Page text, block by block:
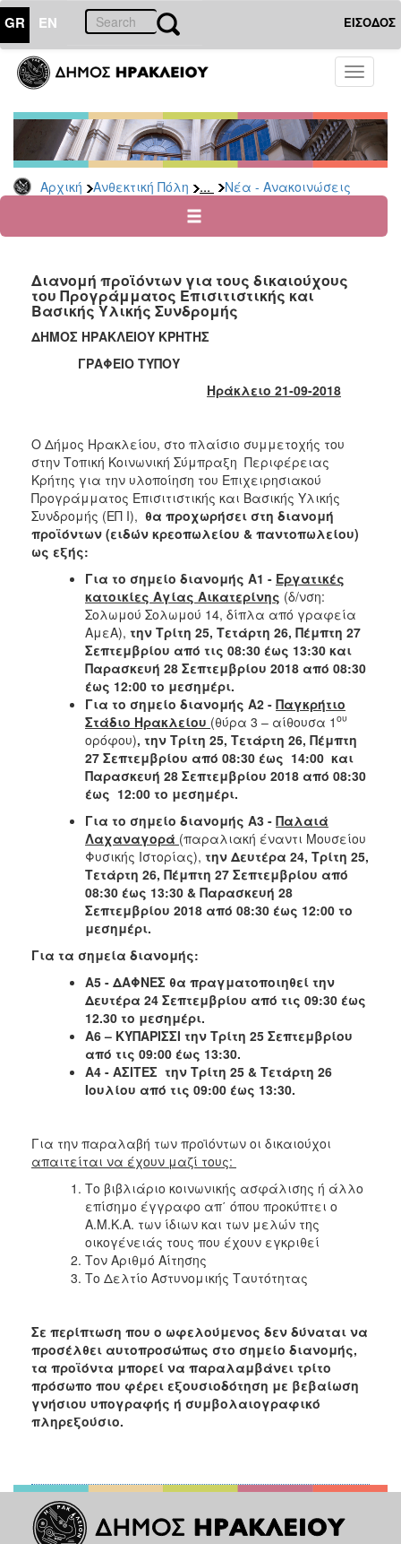
GR EN ΕΙΣΟΔΟΣ
Toggle
Αρχική Ανθεκτική Πόλη ... Νέα - Ανακοινώσεις
ΑΝΘΕΚΤΙΚΗ
ΠΟΛΗ
Κοινωνική
Πολιτική
Νέα
Ανακοινώσεις
για
Οικονομική
Αδυναμία
&
Καταστροφές
(Κ.Α.Π.Η.)
Κέντρα
Δημιουργικής
Απασχόλησης
Παιδιών
(Κ.Δ.Α.Π.)
Κέντρα
Ημερήσιας
Φροντίδας
Ηλικιωμένων
(Κ.Η.Φ.Η.)
Κ.Δ.Α.Π.Α.μεΑ.
Αδειοδότηση
Έλεγχος
Βρεφονηπιακών
Σταθμών
Δημοτικό
Ιατρείο
Ξενώνας
Φιλοξενίας
Γυναικών
Κέντρο
Κοινότητας
Κοινωνικό
Κοινωνικό
Παντοπωλείο
Ισότητα
Φύλων
Απινιδωτές
ΠΟΛΙΤΙΣΜΟΣ
Διανομή προϊόντων για τους δικαιούχους
του Προγράμματος Επισιτιστικής και
Βασικής Υλικής Συνδρομής
ΔΗΜΟΣ ΗΡΑΚΛΕΙΟΥ ΚΡΗΤΗΣ
ΓΡΑΦΕΙΟ ΤΥΠΟΥ
Ηράκλειο 21-09-2018
Ο Δήμος Ηρακλείου, στο πλαίσιο συμμετοχής του
στην Τοπική Κοινωνική Σύμπραξη Περιφέρειας
Κρήτης για την υλοποίηση του Επιχειρησιακού
Προγράμματος Επισιτιστικής και Βασικής Υλικής
Συνδρομής (ΕΠ Ι), θα προχωρήσει στη διανομή
προϊόντων (ειδών κρεοπωλείου & παντοπωλείου)
ως εξής:
Για το σημείο διανομής Α1 - Εργατικές
κατοικίες Αγίας Αικατερίνης (δ/νση:
Σολωμού Σολωμού 14, δίπλα από γραφεία
ΑμεΑ), την Τρίτη 25, Τετάρτη 26, Πέμπτη 27
Σεπτεμβρίου από τις 08:30 έως 13:30 και
Παρασκευή 28 Σεπτεμβρίου 2018 από 08:30
έως 12:00 το μεσημέρι.
Για το σημείο διανομής Α2 - Παγκρήτιο
Στάδιο Ηρακλείου (θύρα 3 – αίθουσα 1 ου
ορόφου), την Τρίτη 25, Τετάρτη 26, Πέμπτη
27 Σεπτεμβρίου από 08:30 έως 14:00 και
Παρασκευή 28 Σεπτεμβρίου 2018 από 08:30
έως 12:00 το μεσημέρι.
Για το σημείο διανομής Α3 - Παλαιά
Λαχαναγορά (παραλιακή έναντι Μουσείου
Φυσικής Ιστορίας), την Δευτέρα 24, Τρίτη 25,
Τετάρτη 26, Πέμπτη 27 Σεπτεμβρίου από
08:30 έως 13:30 & Παρασκευή 28
Σεπτεμβρίου 2018 από 08:30 έως 12:00 το
μεσημέρι.
Για τα σημεία διανομής:
Α5 - ΔΑΦΝΕΣ θα πραγματοποιηθεί την
Δευτέρα 24 Σεπτεμβρίου από τις 09:30 έως
12.30 το μεσημέρι.
A6 – ΚΥΠΑΡΙΣΣΙ την Τρίτη 25 Σεπτεμβρίου
από τις 09:00 έως 13:30.
Α4 - ΑΣΙΤΕΣ την Τρίτη 25 & Τετάρτη 26
Ιουλίου από τις 09:00 έως 13:30.
Για την παραλαβή των προϊόντων οι δικαιούχοι
απαιτείται να έχουν μαζί τους:
Το βιβλιάριο κοινωνικής ασφάλισης ή άλλο
επίσημο έγγραφο απ΄ όπου προκύπτει ο
Α.Μ.Κ.Α. των ίδιων και των μελών της
οικογένειάς τους που έχουν εγκριθεί
Τον Αριθμό Αίτησης
Το Δελτίο Αστυνομικής Ταυτότητας
Σε περίπτωση που ο ωφελούμενος δεν δύναται να
προσέλθει αυτοπροσώπως στο σημείο διανομής,
τα προϊόντα μπορεί να παραλαμβάνει τρίτο
πρόσωπο που φέρει εξουσιοδότηση με βεβαίωση
γνήσιου υπογραφής ή συμβολαιογραφικό
πληρεξούσιο.